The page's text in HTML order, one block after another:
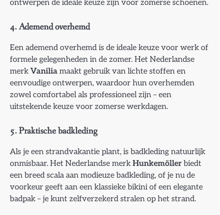
ontwerpen de ideale keuze zijn voor zomerse schoenen.
4. Ademend overhemd
Een ademend overhemd is de ideale keuze voor werk of
formele gelegenheden in de zomer. Het Nederlandse
merk Vanilia maakt gebruik van lichte stoffen en
eenvoudige ontwerpen, waardoor hun overhemden
zowel comfortabel als professioneel zijn – een
uitstekende keuze voor zomerse werkdagen.
5. Praktische badkleding
Als je een strandvakantie plant, is badkleding natuurlijk
onmisbaar. Het Nederlandse merk Hunkemöller biedt
een breed scala aan modieuze badkleding, of je nu de
voorkeur geeft aan een klassieke bikini of een elegante
badpak – je kunt zelfverzekerd stralen op het strand.